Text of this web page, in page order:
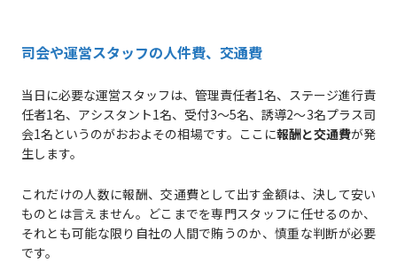
司会や運営スタッフの人件費、交通費
当日に必要な運営スタッフは、管理責任者1名、ステージ進行責
任者1名、アシスタント1名、受付3～5名、誘導2～3名プラス司
会1名というのがおおよその相場です。ここに報酬と交通費が発
生します。
これだけの人数に報酬、交通費として出す金額は、決して安い
ものとは言えません。どこまでを専門スタッフに任せるのか、
それとも可能な限り自社の人間で賄うのか、慎重な判断が必要
です。